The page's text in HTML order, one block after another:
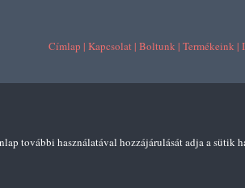
Címlap | Kapcsolat | Boltunk | Termékeink |
további használatával hozzájárulását adja a sütik